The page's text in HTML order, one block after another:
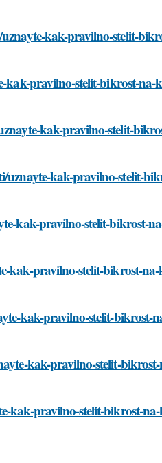
kak-pravilno-stelit-
kak-pravilno-stelit-bikrost-na-
kak-pravilno-stelit-
kak-pravilno-stelit-
kak-pravilno-stelit-bikrost-
kak-pravilno-stelit-bikrost-
kak-pravilno-stelit-bikrost-
kak-pravilno-stelit-
kak-pravilno-stelit-bikrost-